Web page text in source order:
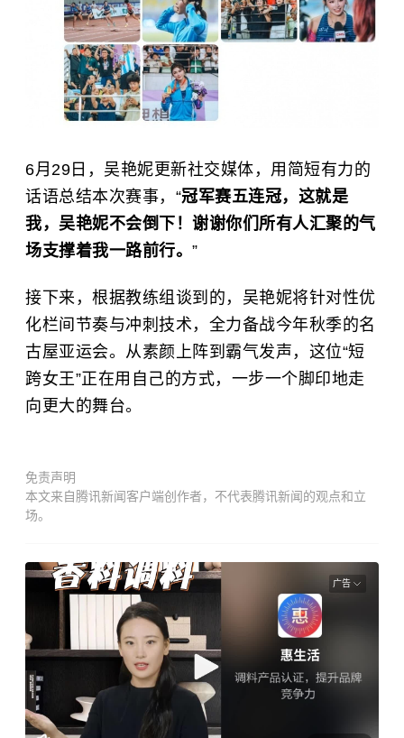
6月29日，吴艳妮更新社交媒体，用简短有力的
话语总结本次赛事，“冠军赛五连冠，这就是
我，吴艳妮不会倒下！谢谢你们所有人汇聚的气
场支撑着我一路前行。 ”
接下来，根据教练组谈到的，吴艳妮将针对性优
化栏间节奏与冲刺技术，全力备战今年秋季的名
古屋亚运会。从素颜上阵到霸气发声，这位“短
跨女王”正在用自己的方式，一步一个脚印地走
向更大的舞台。
免责声明
本文来自腾讯新闻客户端创作者，不代表腾讯新闻的观点和立
场。
广告